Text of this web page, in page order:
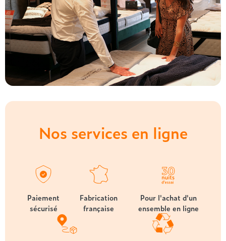
Nos services en ligne
Paiement
sécurisé
Fabrication
française
Pour l'achat d'un
ensemble en ligne